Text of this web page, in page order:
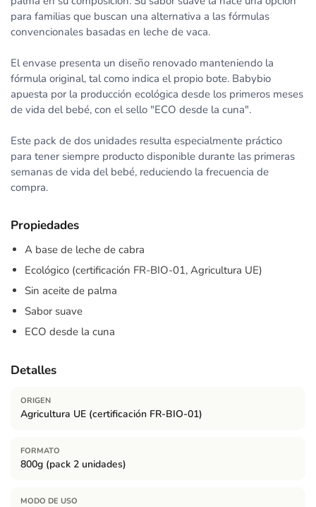
para familias que buscan una alternativa a las fórmulas
convencionales basadas en leche de vaca.
El envase presenta un diseño renovado manteniendo la
fórmula original, tal como indica el propio bote. Babybio
apuesta por la producción ecológica desde los primeros meses
de vida del bebé, con el sello "ECO desde la cuna".
Este pack de dos unidades resulta especialmente práctico
para tener siempre producto disponible durante las primeras
semanas de vida del bebé, reduciendo la frecuencia de
compra.
Propiedades
A base de leche de cabra
Ecológico (certificación FR-BIO-01, Agricultura UE)
Sin aceite de palma
Sabor suave
ECO desde la cuna
Detalles
ORIGEN
Agricultura UE (certificación FR-BIO-01)
FORMATO
800g (pack 2 unidades)
MODO DE USO